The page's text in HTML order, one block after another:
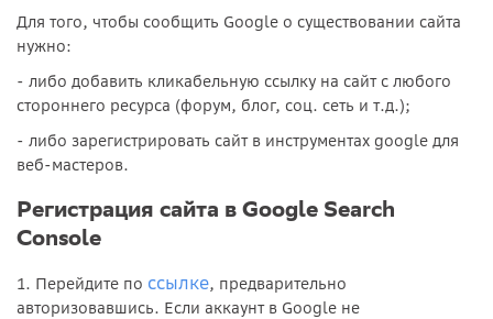
Для того, чтобы сообщить Google о существовании сайта
нужно:
- либо добавить кликабельную ссылку на сайт с любого
стороннего ресурса (форум, блог, соц. сеть и т.д.);
- либо зарегистрировать сайт в инструментах google для
веб-мастеров.
Регистрация сайта в Google Search
Console
1. Перейдите по ссылке, предварительно
авторизовавшись. Если аккаунт в Google не